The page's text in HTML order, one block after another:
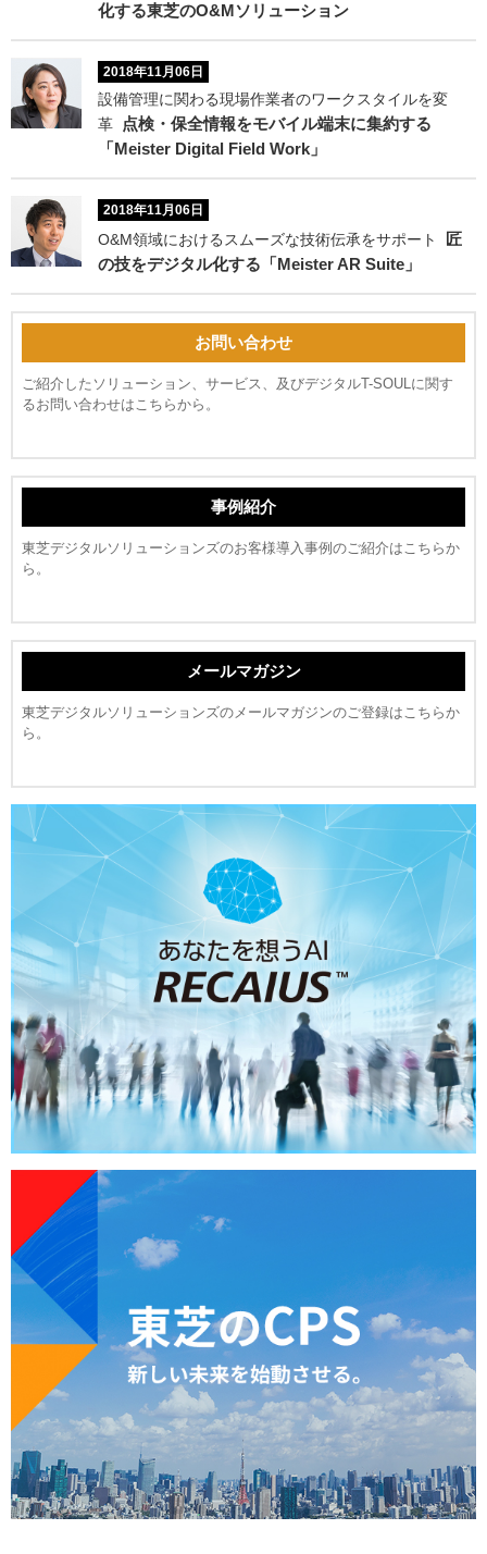
化する東芝のO&Mソリューション
2018年11月06日
設備管理に関わる現場作業者のワークスタイルを変
革
点検・保全情報をモバイル端末に集約する
「Meister Digital Field Work」
2018年11月06日
O&M領域におけるスムーズな技術伝承をサポート
匠
の技をデジタル化する「Meister AR Suite」
お問い合わせ
ご紹介したソリューション、サービス、及びデジタルT-SOULに関す
るお問い合わせはこちらから。
事例紹介
東芝デジタルソリューションズのお客様導入事例のご紹介はこちらか
ら。
メールマガジン
東芝デジタルソリューションズのメールマガジンのご登録はこちらか
ら。